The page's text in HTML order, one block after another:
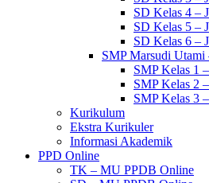
SD Kelas 4 –
SD Kelas 5 –
SD Kelas 6 –
SMP Marsudi Utami
SMP Kelas 1
SMP Kelas 2
SMP Kelas 3
Kurikulum
Ekstra Kurikuler
Informasi Akademik
PPD Online
TK – MU PPDB Online